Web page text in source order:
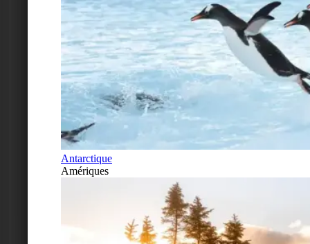
Antarctique
Amériques